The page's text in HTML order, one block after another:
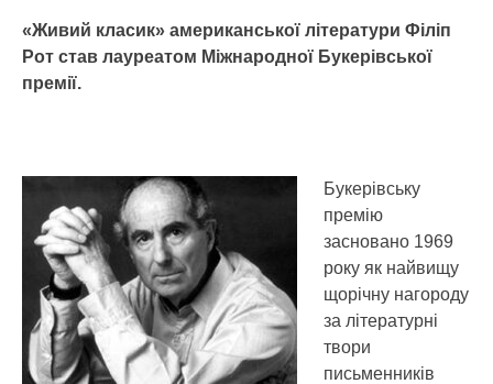
«Живий класик» американської літератури Філіп
Рот став лауреатом Міжнародної Букерівської
премії.
Букерівську
премію
засновано 1969
року як найвищу
щорічну нагороду
за літературні
твори
письменників